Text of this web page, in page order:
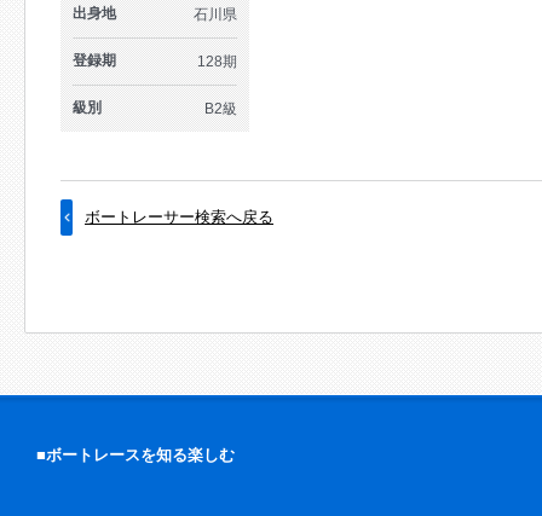
出身地 石川県
登録期 128期
級別 B2級
ボートレーサー検索へ戻る
■ボートレースを知る楽しむ